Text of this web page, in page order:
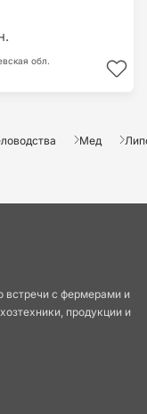
обл.
Мед
встречи с фермерами и
продукции и